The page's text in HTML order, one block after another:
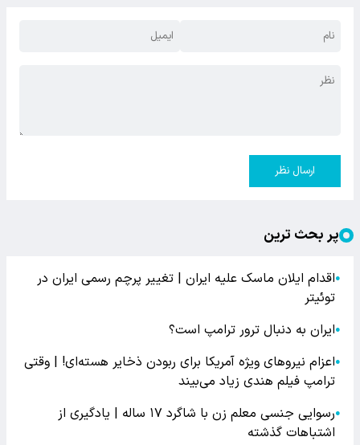
ارسال نظر
پر بحث ترین
●اقدام ایلان ماسک علیه ایران | تغییر پرچم رسمی ایران در
توئیتر
●ایران به دنبال ترور ترامپ است؟
●اعزام نیروهای ویژه آمریکا برای ربودن ذخایر هسته‌ای! | وقتی
ترامپ فیلم هندی زیاد می‌بیند
●
رسوایی جنسی معلم زن با شاگرد ۱۷ ساله | یادگیری از
اشتباهات گذشته